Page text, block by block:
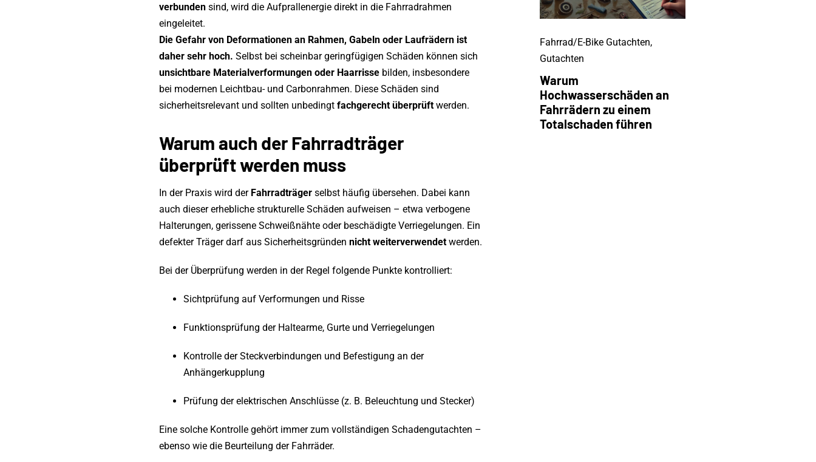
verbundensind, wird die Aufprallenergie direkt in die Fahrradrahmen
eingeleitet.
Die Gefahr von Deformationen an Rahmen, Gabeln oder Laufrädern ist
daher sehr hoch. Selbst bei scheinbar geringfügigen Schäden können sich
unsichtbare Materialverformungen oder Haarrissebilden, insbesondere
bei modernen Leichtbau- und Carbonrahmen. Diese Schäden sind
sicherheitsrelevant und sollten unbedingt fachgerecht überprüftwerden.
Warum auch der Fahrradträger
überprüft werden muss
In der Praxis wird der Fahrradträgerselbst häufig übersehen. Dabei kann
auch dieser erhebliche strukturelle Schäden aufweisen – etwa verbogene
Halterungen, gerissene Schweißnähte oder beschädigte Verriegelungen. Ein
defekter Träger darf aus Sicherheitsgründen nicht weiterverwendetwerden.
Bei der Überprüfung werden in der Regel folgende Punkte kontrolliert:
Sichtprüfung auf Verformungen und Risse
Funktionsprüfung der Haltearme, Gurte und Verriegelungen
Kontrolle der Steckverbindungen und Befestigung an der
Anhängerkupplung
Prüfung der elektrischen Anschlüsse (z. B. Beleuchtung und Stecker)
Eine solche Kontrolle gehört immer zum vollständigen Schadengutachten –
ebenso wie die Beurteilung der Fahrräder.
Fahrrad/E-Bike Gutachten,
Gutachten
Warum
Hochwasserschäden an
Fahrrädern zu einem
Totalschaden führen